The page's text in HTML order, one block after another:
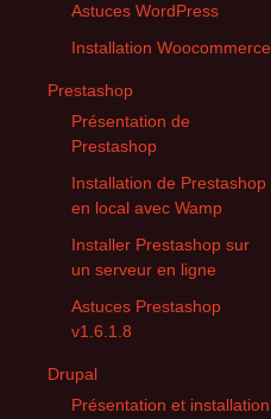
Astuces WordPress
Installation Woocommerce
Prestashop
Présentation de
Prestashop
Installation de Prestashop
en local avec Wamp
Installer Prestashop sur
un serveur en ligne
Astuces Prestashop
v1.6.1.8
Drupal
Présentation et installation